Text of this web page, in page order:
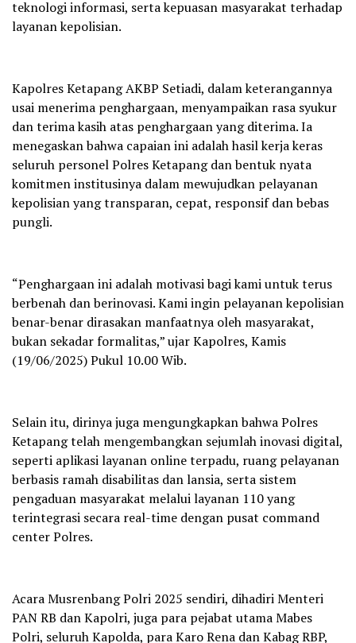
teknologi informasi, serta kepuasan masyarakat terhadap
layanan kepolisian.
Kapolres Ketapang AKBP Setiadi, dalam keterangannya
usai menerima penghargaan, menyampaikan rasa syukur
dan terima kasih atas penghargaan yang diterima. Ia
menegaskan bahwa capaian ini adalah hasil kerja keras
seluruh personel Polres Ketapang dan bentuk nyata
komitmen institusinya dalam mewujudkan pelayanan
kepolisian yang transparan, cepat, responsif dan bebas
pungli.
“Penghargaan ini adalah motivasi bagi kami untuk terus
berbenah dan berinovasi. Kami ingin pelayanan kepolisian
benar-benar dirasakan manfaatnya oleh masyarakat,
bukan sekadar formalitas,” ujar Kapolres, Kamis
(19/06/2025) Pukul 10.00 Wib.
Selain itu, dirinya juga mengungkapkan bahwa Polres
Ketapang telah mengembangkan sejumlah inovasi digital,
seperti aplikasi layanan online terpadu, ruang pelayanan
berbasis ramah disabilitas dan lansia, serta sistem
pengaduan masyarakat melalui layanan 110 yang
terintegrasi secara real-time dengan pusat command
center Polres.
Acara Musrenbang Polri 2025 sendiri, dihadiri Menteri
PAN RB dan Kapolri, juga para pejabat utama Mabes
Polri, seluruh Kapolda, para Karo Rena dan Kabag RBP,